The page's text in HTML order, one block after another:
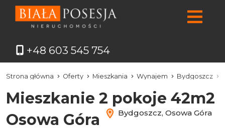
+48 603 545 754
Strona główna Oferty Mieszkania Wynajem Bydgoszcz
Mieszkanie 2 pokoje 42m2
Osowa Góra
Bydgoszcz, Osowa Góra